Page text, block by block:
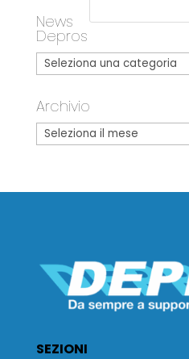
News
Depros
Archivio
SEZIONI